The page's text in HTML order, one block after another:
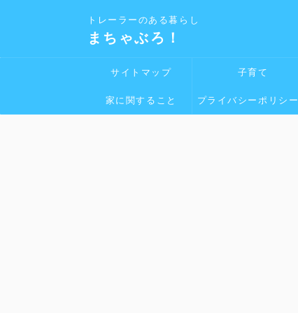
トレーラーのある暮らし
まちゃぶろ！
サイトマップ 子育て
家に関すること プライバシーポリシー